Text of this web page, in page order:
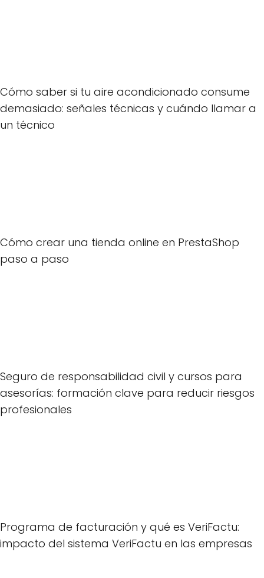
Cómo saber si tu aire acondicionado consume
demasiado: señales técnicas y cuándo llamar a
un técnico
Cómo crear una tienda online en PrestaShop
paso a paso
Seguro de responsabilidad civil y cursos para
asesorías: formación clave para reducir riesgos
profesionales
Programa de facturación y qué es VeriFactu:
impacto del sistema VeriFactu en las empresas